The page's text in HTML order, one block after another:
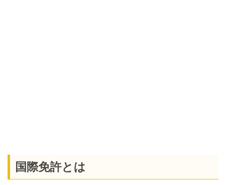
国際免許とは